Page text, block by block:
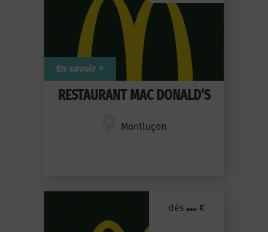
RESTAURANT MAC DONALD’S
Montluçon
En savoir +
dès ... €